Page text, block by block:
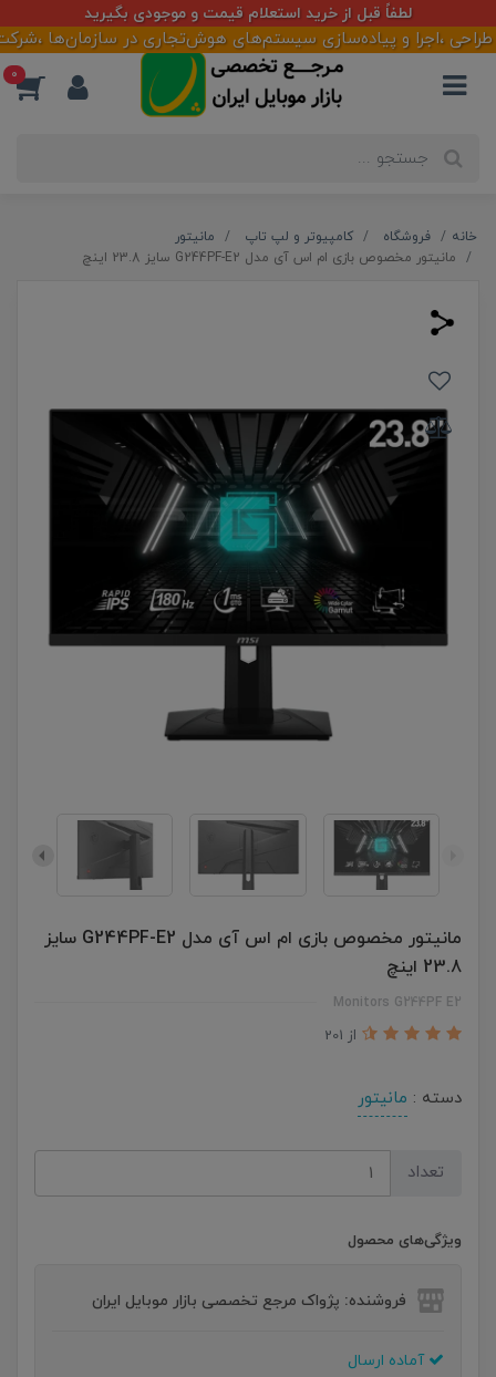
لطفاً قبل از خرید استعلام قیمت و موجودی بگیرید
و پیاده‌سازی سیستم‌های هوش‌تجاری در سازمان‌ها ،شرکت‌ها
0
خانه فروشگاه کامپیوتر و لپ تاپ
مانیتور
مانیتور مخصوص بازی ام اس آی مدل G244PF-E2 سایز 23.8 اینچ
مانیتور مخصوص بازی ام اس آی مدل G244PF-E2 سایز
23.8 اینچ
Monitors G244PF E2
از 201
دسته : مانیتور
تعداد
ویژگی‌های محصول
فروشنده: پژواک مرجع تخصصی بازار موبایل ایران
آماده ارسال